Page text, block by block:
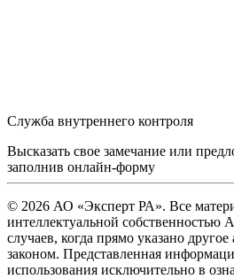
Служба внутреннего контроля
Высказать свое замечание или
заполнив онлайн-форму
© 2026 АО «Эксперт РА». Все
интеллектуальной
случаев, когда прямо указано
законом. Представленная
использования исключительно в